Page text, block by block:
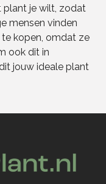
plant je wilt, zodat
mensen vinden
kopen, omdat ze
ook dit in
jouw ideale plant